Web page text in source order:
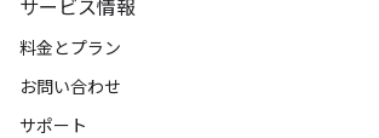
サービス情報
料金とプラン
お問い合わせ
サポート